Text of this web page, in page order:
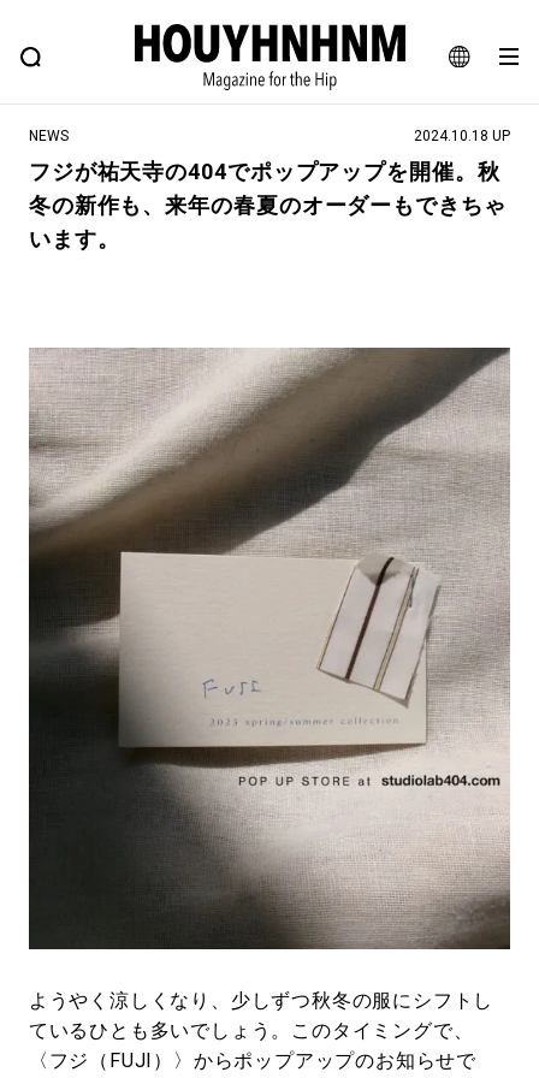
JA
EN
FEATURE BLOG SNAP
ヒップなファッション、カルチャー、ライフスタイルWEBマガジン
#注目のタグ
#NEW VINTAGE #マイナーグッド図鑑
#路地裏てぃーん。 #MONTHLY JOURNAL
#GH 銘品の所以 #フイナムのYouTube
#Commune H #AH.H
#ととけん #MUSIC #MOVIE
#SNEAKER #OUTDOOR
#HANDSOME HANDBOOK
NEWS 2024.10.18 UP
フジが祐天寺の404でポップアップを開催。秋
冬の新作も、来年の春夏のオーダーもできちゃ
います。
ようやく涼しくなり、少しずつ秋冬の服にシフトし
ているひとも多いでしょう。このタイミングで、
〈フジ（FUJI）〉からポップアップのお知らせで